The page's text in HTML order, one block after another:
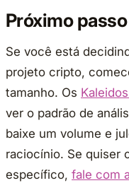
Próximo passo
Se você está
projeto cripto,
tamanho. Os
ver o padrão de
baixe um volume e
raciocínio. Se quiser
específico, fale com